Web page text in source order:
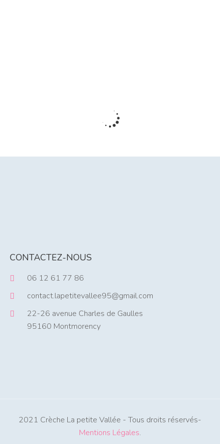
CONTACTEZ-NOUS
06 12 61 77 86
contact.lapetitevallee95@gmail.com
22-26 avenue Charles de Gaulles
95160 Montmorency
2021 Crèche La petite Vallée - Tous droits réservés-
Mentions Légales.